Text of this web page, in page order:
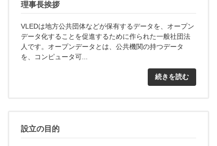
理事長挨拶
VLEDは地方公共団体などが保有するデータを、オープン
データ化することを促進するために作られた一般社団法
人です。オープンデータとは、公共機関の持つデータ
を、コンピュータ可...
続きを読む
設立の目的